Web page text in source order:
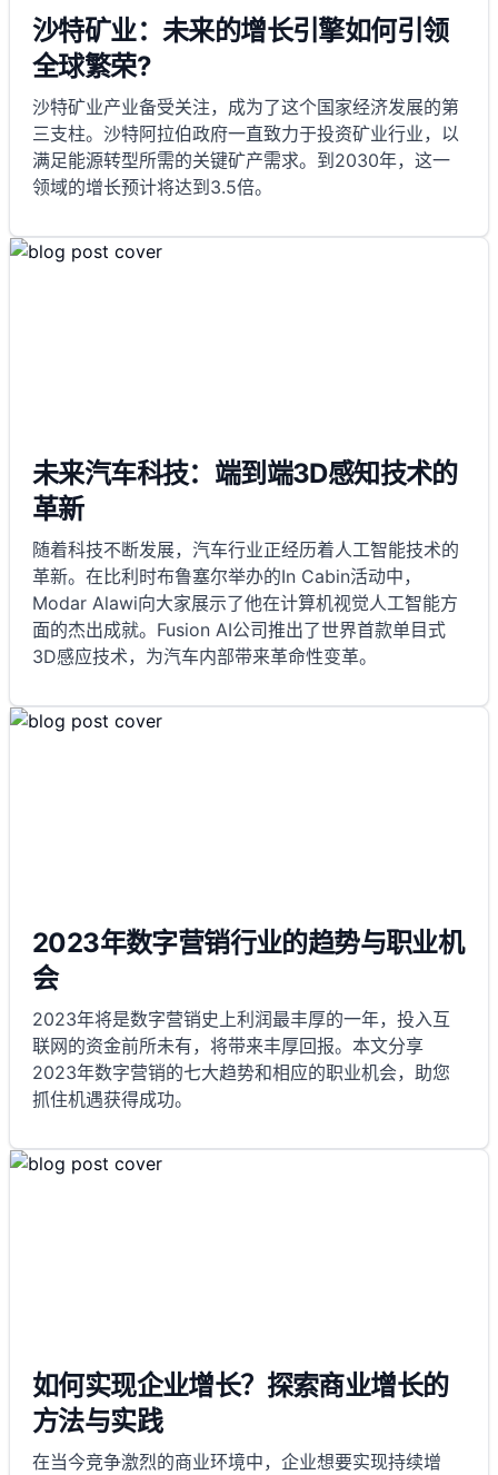
沙特矿业：未来的增长引擎如何引领
全球繁荣?
沙特矿业产业备受关注，成为了这个国家经济发展的第
三支柱。沙特阿拉伯政府一直致力于投资矿业行业，以
满足能源转型所需的关键矿产需求。到2030年，这一
领域的增长预计将达到3.5倍。
未来汽车科技：端到端3D感知技术的
革新
随着科技不断发展，汽车行业正经历着人工智能技术的
革新。在比利时布鲁塞尔举办的In Cabin活动中，
Modar Alawi向大家展示了他在计算机视觉人工智能方
面的杰出成就。Fusion AI公司推出了世界首款单目式
3D感应技术，为汽车内部带来革命性变革。
2023年数字营销行业的趋势与职业机
会
2023年将是数字营销史上利润最丰厚的一年，投入互
联网的资金前所未有，将带来丰厚回报。本文分享
2023年数字营销的七大趋势和相应的职业机会，助您
抓住机遇获得成功。
如何实现企业增长？探索商业增长的
方法与实践
在当今竞争激烈的商业环境中，企业想要实现持续增